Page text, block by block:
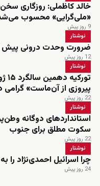
خالد کاظملی: روزگاری سخن
«ملی‌گرایی» محسوب
9 روز پیش
نوشتار
ضرورت وحدت درونی پیش
12 روز پیش
نوشتار
پیروزی از آن‌ماست»
22 روز پیش
نوشتار
استانداردهای دوگانه
سکوت مطلق برای جنوب
22 روز پیش
نوشتار
چرا اسرائیل احمدی‌نژاد را
24 روز پیش